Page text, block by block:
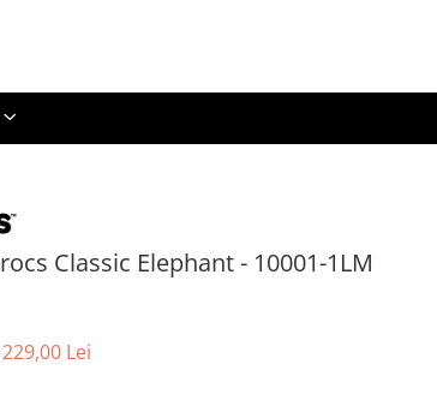
Classic Elephant - 10001-1LM
229,00 Lei